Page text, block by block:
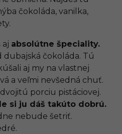
čokoláda, vanilka,
aj absolútne špeciality.
čokoláda. Tú
aj my na vlastnej
a veľmi nevšedná chuť.
porciu pistáciovej.
si ju dáš takúto dobrú.
nebude šetriť.